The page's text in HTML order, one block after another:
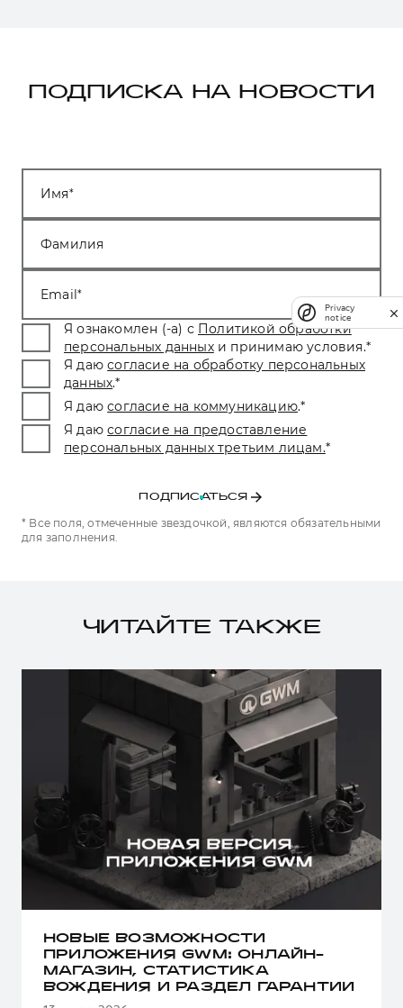
ПОДПИСКА НА НОВОСТИ
Имя
Фамилия
Email
Я ознакомлен (-а) с Политикой обработки
персональных данных и принимаю условия.*
Я даю согласие на обработку персональных
данных.*
Я даю согласие на коммуникацию.*
Я даю согласие на предоставление
персональных данных третьим лицам.*
ПОДПИСАТЬСЯ
* Все поля, отмеченные звездочкой, являются обязательными
для заполнения.
ЧИТАЙТЕ ТАКЖЕ
НОВЫЕ ВОЗМОЖНОСТИ
ПРИЛОЖЕНИЯ GWM: ОНЛАЙН-
МАГАЗИН, СТАТИСТИКА
ВОЖДЕНИЯ И РАЗДЕЛ ГАРАНТИИ
Privacy
notice